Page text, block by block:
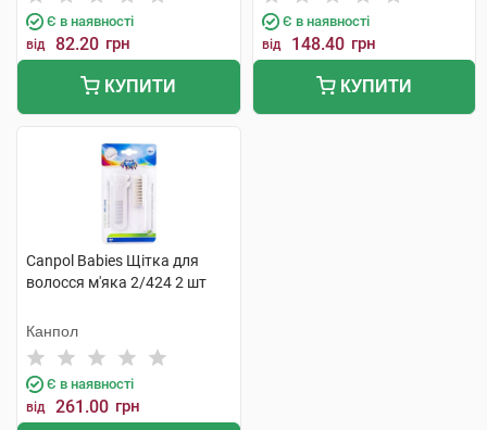
Є в наявності
від 82.20 грн
КУПИТИ
Є в наявності
від 148.40 грн
КУПИТИ
Canpol Babies Щітка для
волосся м'яка 2/424 2 шт
Канпол
Є в наявності
від 261.00 грн